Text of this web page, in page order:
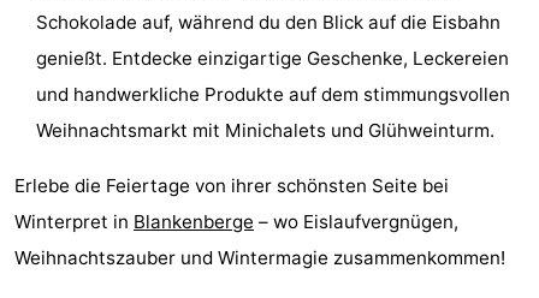
Schokolade auf, während du den Blick auf die Eisbahn
genießt. Entdecke einzigartige Geschenke, Leckereien
und handwerkliche Produkte auf dem stimmungsvollen
Weihnachtsmarkt mit Minichalets und Glühweinturm.
Erlebe die Feiertage von ihrer schönsten Seite bei
Winterpret in Blankenberge – wo Eislaufvergnügen,
Weihnachtszauber und Wintermagie zusammenkommen!